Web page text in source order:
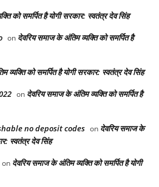
को समर्पित है योगी सरकार: स्वतंत्र देव सिंह
on देवरिय समाज के अंतिम व्यक्ति को समर्पित है
व्यक्ति को समर्पित है योगी सरकार: स्वतंत्र देव सिंह
on देवरिय समाज के अंतिम व्यक्ति को समर्पित है
no deposit codes on देवरिय समाज के
स्वतंत्र देव सिंह
on देवरिय समाज के अंतिम व्यक्ति को समर्पित है योगी